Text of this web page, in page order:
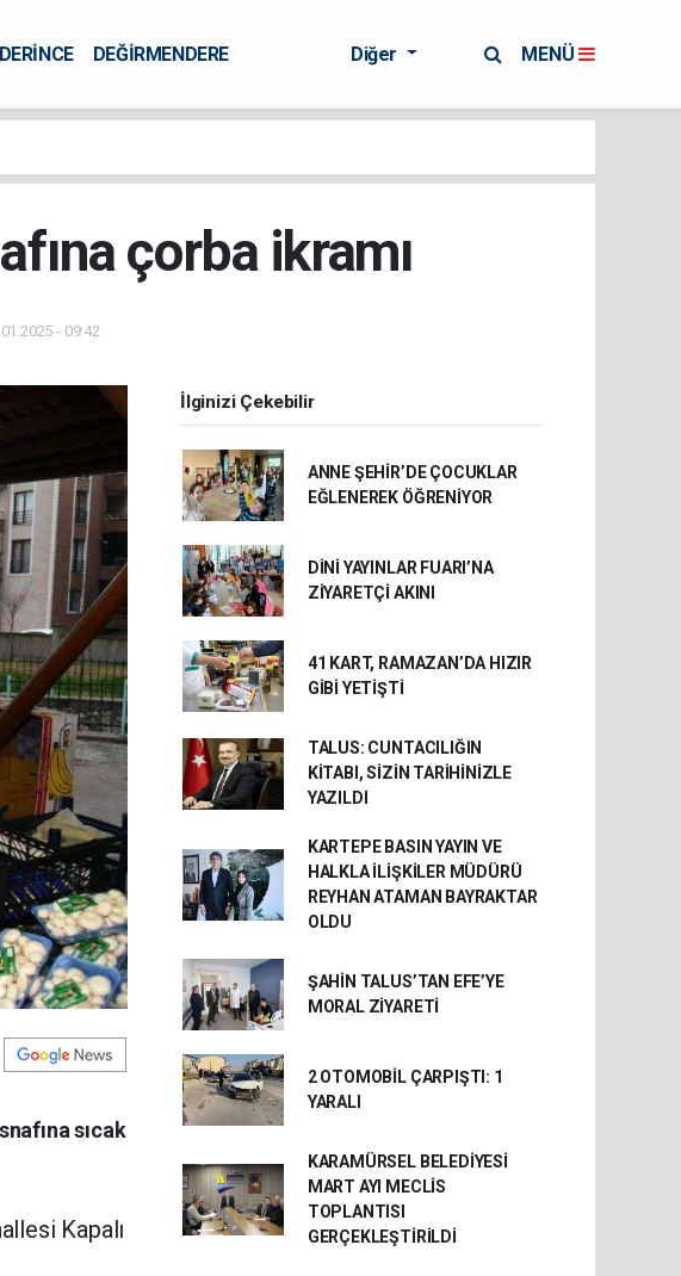
DERİNCE
DEĞİRMENDERE
Diğer MENÜ
çorba ikramı
- 09:42
sıcak
Kapalı
İlginizi Çekebilir
ANNE ŞEHİR’DE ÇOCUKLAR
EĞLENEREK ÖĞRENİYOR
DİNİ YAYINLAR FUARI’NA
ZİYARETÇİ AKINI
41 KART, RAMAZAN’DA HIZIR
GİBİ YETİŞTİ
TALUS: CUNTACILIĞIN
KİTABI, SİZİN TARİHİNİZLE
YAZILDI
KARTEPE BASIN YAYIN VE
HALKLA İLİŞKİLER MÜDÜRÜ
REYHAN ATAMAN BAYRAKTAR
OLDU
ŞAHİN TALUS’TAN EFE’YE
MORAL ZİYARETİ
2 OTOMOBİL ÇARPIŞTI: 1
YARALI
KARAMÜRSEL BELEDİYESİ
MART AYI MECLİS
TOPLANTISI
GERÇEKLEŞTİRİLDİ